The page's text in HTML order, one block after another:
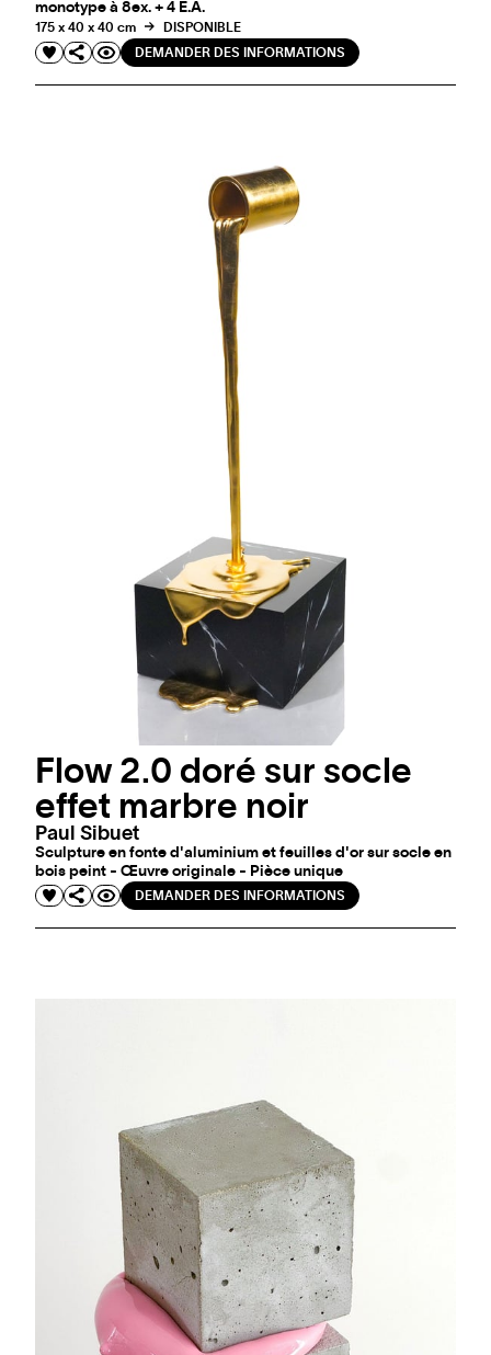
monotype à 8ex. + 4 E.A.
175 x 40 x 40 cm
DISPONIBLE
DEMANDER DES INFORMATIONS
Flow 2.0 doré sur socle
effet marbre noir
Paul Sibuet
Sculpture en fonte d'aluminium et feuilles d'or sur socle en
bois peint - Œuvre originale - Pièce unique
DEMANDER DES INFORMATIONS